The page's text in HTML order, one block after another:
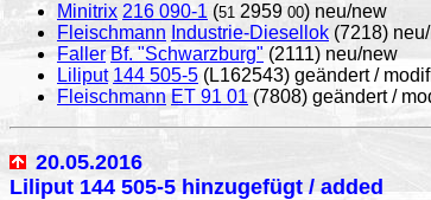
Minitrix 216 090-1 (51 2959 00) neu/new
Fleischmann Industrie-Diesellok (7218)
Faller Bf. "Schwarzburg" (2111) neu/new
Liliput 144 505-5 (L162543) geändert /
Fleischmann ET 91 01 (7808) geändert /
20.05.2016
Liliput 144 505-5 hinzugefügt / added